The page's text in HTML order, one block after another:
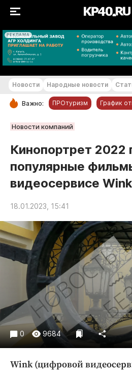
РЕКЛАМА
РУБРИКИ
Новости компаний
Статьи
Народные новости
Авто и транспорт
Благоустройство
Криминал
Культура
Недвижимость и ЖКХ
Образование
Общество
Погода
Праздники
Происшествия
Экономика и бизнес
Новости Народные новости
Важно: ПРОтуризм График
Новости компаний
Кинопортрет 2022
популярные
видеосервисе Wink
18.01.2023, 15:41
0 9684
Wink (цифровой